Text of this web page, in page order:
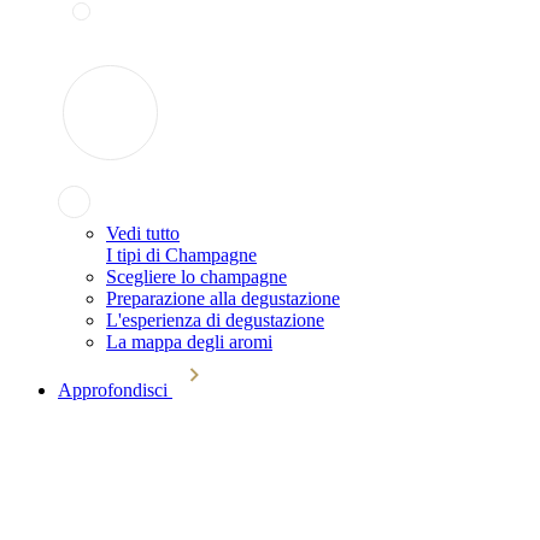
Vedi tutto
I tipi di Champagne
Scegliere lo champagne
Preparazione alla degustazione
L'esperienza di degustazione
La mappa degli aromi
Approfondisci